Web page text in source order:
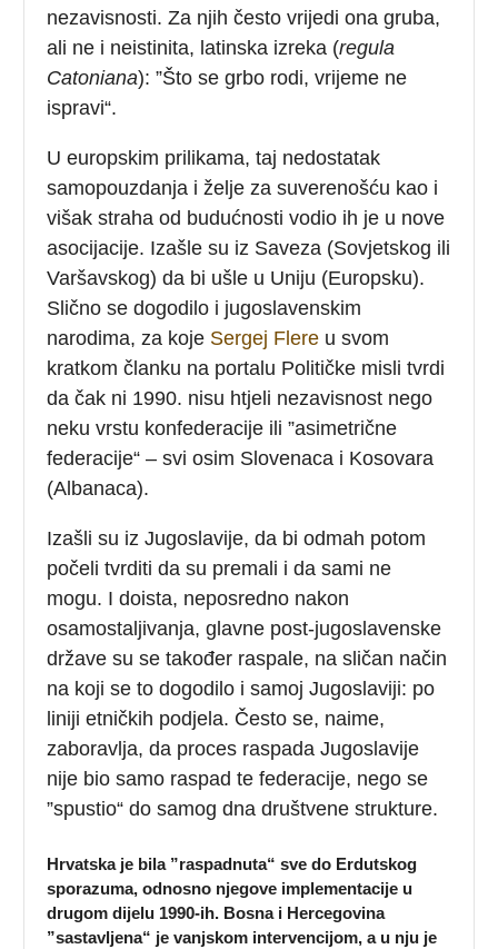
nezavisnosti. Za njih često vrijedi ona gruba,
ali ne i neistinita, latinska izreka (regula
Catoniana): ”Što se grbo rodi, vrijeme ne
ispravi“.
U europskim prilikama, taj nedostatak
samopouzdanja i želje za suverenošću kao i
višak straha od budućnosti vodio ih je u nove
asocijacije. Izašle su iz Saveza (Sovjetskog ili
Varšavskog) da bi ušle u Uniju (Europsku).
Slično se dogodilo i jugoslavenskim
narodima, za koje Sergej Flere u svom
kratkom članku na portalu Političke misli tvrdi
da čak ni 1990. nisu htjeli nezavisnost nego
neku vrstu konfederacije ili ”asimetrične
federacije“ – svi osim Slovenaca i Kosovara
(Albanaca).
Izašli su iz Jugoslavije, da bi odmah potom
počeli tvrditi da su premali i da sami ne
mogu. I doista, neposredno nakon
osamostaljivanja, glavne post-jugoslavenske
države su se također raspale, na sličan način
na koji se to dogodilo i samoj Jugoslaviji: po
liniji etničkih podjela. Često se, naime,
zaboravlja, da proces raspada Jugoslavije
nije bio samo raspad te federacije, nego se
”spustio“ do samog dna društvene strukture.
Hrvatska je bila ”raspadnuta“ sve do Erdutskog
sporazuma, odnosno njegove implementacije u
drugom dijelu 1990-ih. Bosna i Hercegovina
”sastavljena“ je vanjskom intervencijom, a u nju je